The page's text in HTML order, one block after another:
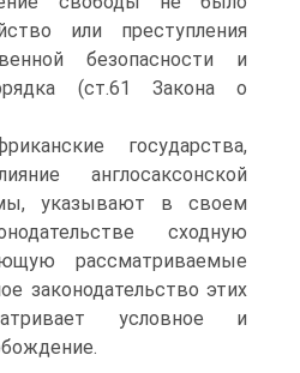
или преступления
безопасности и
(ст.61 Закона о
государства,
англосаксонской
указывают в своем
сходную
рассматриваемые
законодательство этих
условное и